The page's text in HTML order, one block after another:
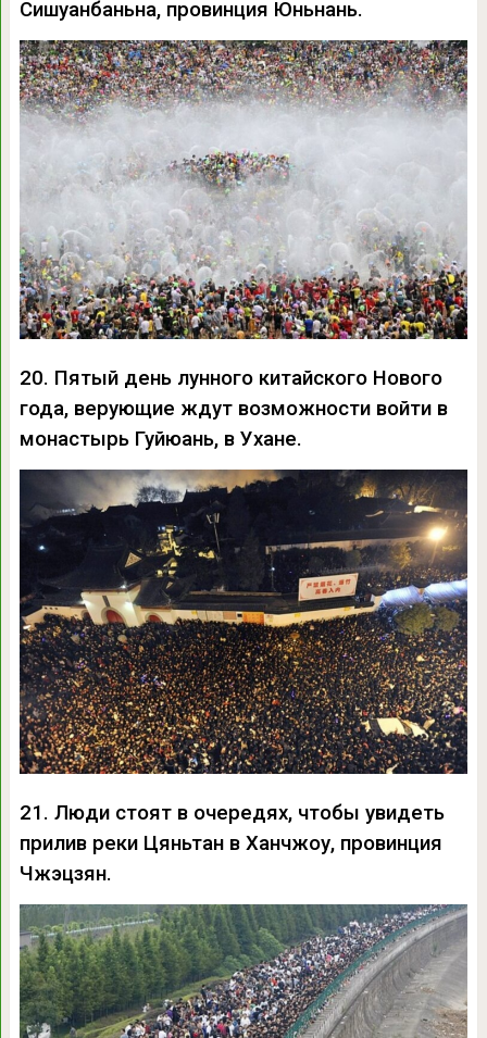
Сишуанбаньна, провинция Юньнань.
20. Пятый день лунного китайского Нового
года, верующие ждут возможности войти в
монастырь Гуйюань, в Ухане.
21. Люди стоят в очередях, чтобы увидеть
прилив реки Цяньтан в Ханчжоу, провинция
Чжэцзян.